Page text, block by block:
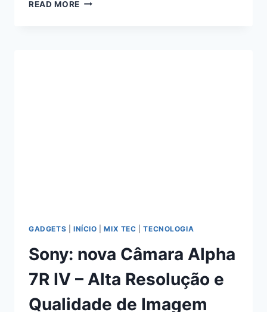
READ MORE
GADGETS INÍCIO |MIX TEC |TECNOLOGIA
Sony: nova Câmara Alpha
7R IV – Alta Resolução e
Qualidade de Imagem